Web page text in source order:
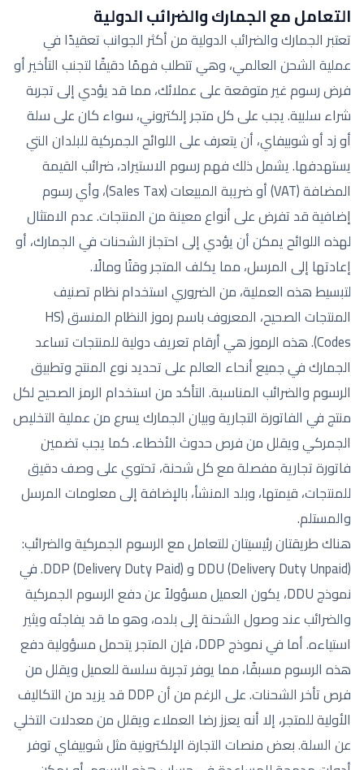
التعامل مع الجمارك والضرائب الدولية
تعتبر الجمارك والضرائب الدولية من أكثر الجوانب تعقيدًا في
عملية الشحن العالمي، وهي تتطلب فهمًا دقيقًا لتجنب التأخير أو
فرض رسوم غير متوقعة على عملائك، مما قد يؤدي إلى تجربة
شراء سلبية. يجب على كل متجر إلكتروني، سواء كان على سلة
أو زد أو شوبيفاي، أن يتعرف على اللوائح الجمركية للبلدان التي
يستهدفها. يشمل ذلك فهم رسوم الاستيراد، ضرائب القيمة
المضافة (VAT) أو ضريبة المبيعات (Sales Tax)، وأي رسوم
إضافية قد تفرض على أنواع معينة من المنتجات. عدم الامتثال
لهذه اللوائح يمكن أن يؤدي إلى احتجاز الشحنات في الجمارك، أو
إعادتها إلى المرسل، مما يكلف المتجر وقتًا ومالًا.
لتبسيط هذه العملية، من الضروري استخدام نظام تصنيف
المنتجات الصحيح، المعروف باسم رموز النظام المنسق (HS
Codes). هذه الرموز هي أرقام تعريف دولية للمنتجات تساعد
الجمارك في جميع أنحاء العالم على تحديد نوع المنتج وتطبيق
الرسوم والضرائب المناسبة. التأكد من استخدام الرمز الصحيح لكل
منتج في الفاتورة التجارية وبيان الجمارك يسرع من عملية التخليص
الجمركي ويقلل من فرص حدوث الأخطاء. كما يجب تضمين
فاتورة تجارية مفصلة مع كل شحنة، تحتوي على وصف دقيق
للمنتجات، قيمتها، وبلد المنشأ، بالإضافة إلى معلومات المرسل
والمستلم.
هناك طريقتان رئيسيتان للتعامل مع الرسوم الجمركية والضرائب:
DDU (Delivery Duty Unpaid) و DDP (Delivery Duty Paid). في
نموذج DDU، يكون العميل مسؤولاً عن دفع الرسوم الجمركية
والضرائب عند وصول الشحنة إلى بلده، وهو ما قد يفاجئه ويثير
استياءه. أما في نموذج DDP، فإن المتجر يتحمل مسؤولية دفع
هذه الرسوم مسبقًا، مما يوفر تجربة سلسة للعميل ويقلل من
فرص تأخر الشحنات. على الرغم من أن DDP قد يزيد من التكاليف
الأولية للمتجر، إلا أنه يعزز رضا العملاء ويقلل من معدلات التخلي
عن السلة. بعض منصات التجارة الإلكترونية مثل شوبيفاي توفر